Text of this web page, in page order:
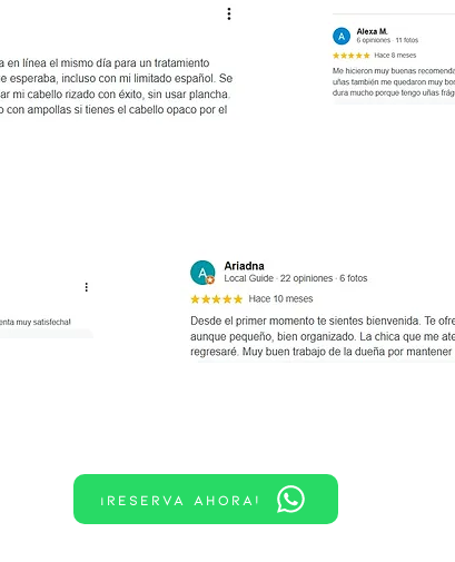
¡Reserva ahora!